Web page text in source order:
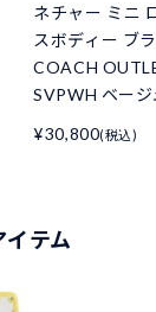
ネチャー ミニ
スボディー ブ
COACH
SVPWH ベージ
¥30,800(税込)
テム